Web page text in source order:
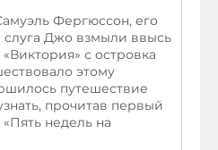
Фергюссон, его
Джо взмыли ввысь
с островка
этому
путешествие
прочитав первый
недель на